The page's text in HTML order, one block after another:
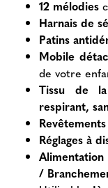
12 mélodies
Harnais de
Patins
Mobile
de votre
Tissu de
respirant,
Réglages à
/